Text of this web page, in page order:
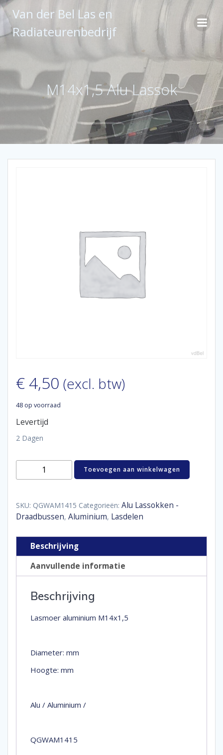
Ga
naar
inhoud
Van der Bel Las en
Radiateurenbedrijf
M14x1,5 Alu Lassok
€ 4,50 (excl. btw)
48 op voorraad
Levertijd
2 Dagen
M14x1,5
Toevoegen aan winkelwagen
SKU: QGWAM1415 Categorieën: Alu Lassokken -
Draadbussen, Aluminium, Lasdelen
Beschrijving
Aanvullende informatie
Beschrijving
Lasmoer aluminium M14x1,5
Diameter: mm
Hoogte: mm
Alu / Aluminium /
QGWAM1415